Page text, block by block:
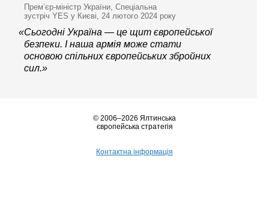
Прем’єр-міністр України, Спеціальна
зустріч YES у Києві, 24 лютого 2024 року
«Сьогодні Україна — це щит європейської
безпеки. І наша армія може стати
основою спільних європейських збройних
сил.»
© 2006–2026 Ялтинська
європейська стратегія
Контактна інформація